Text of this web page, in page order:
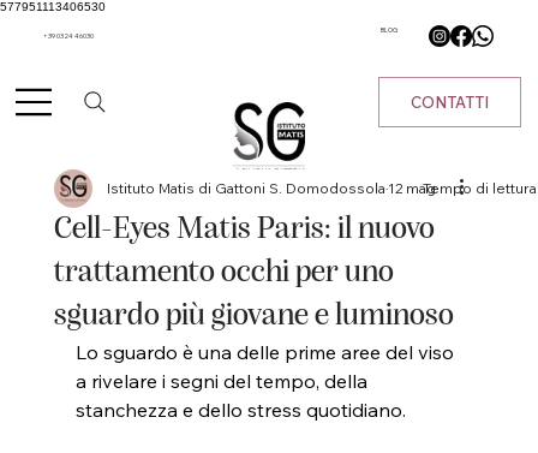
577951113406530
+39 0324 46030
BLOG
CONTATTI
Cell-Eyes Matis Paris: il nuovo
trattamento occhi per uno
sguardo più giovane e luminoso
Istituto Matis di Gattoni S. Domodossola12 magTempo di
Lo sguardo è una delle prime aree del viso
a rivelare i segni del tempo, della
stanchezza e dello stress quotidiano.